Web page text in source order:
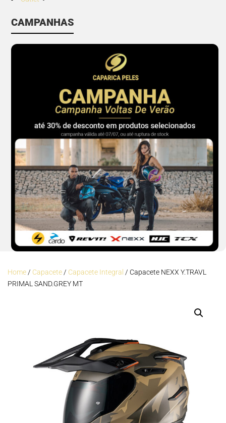
CAMPANHAS
Home/ Capacete/ Capacete Integral / Capacete NEXX Y.TRAVL
PRIMAL SAND.GREY MT